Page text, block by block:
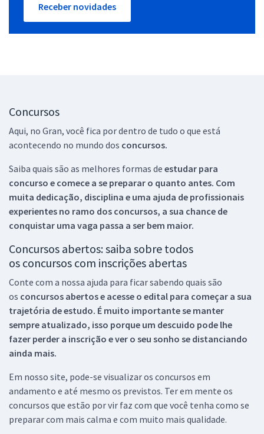
Receber novidades
Concursos
Aqui, no Gran, você fica por dentro de tudo o que está
acontecendo no mundo dos concursos.
Saiba quais são as melhores formas de estudar para
concurso e comece a se preparar o quanto antes. Com
muita dedicação, disciplina e uma ajuda de profissionais
experientes no ramo dos concursos, a sua chance de
conquistar uma vaga passa a ser bem maior.
Concursos abertos: saiba sobre todos
os concursos com inscrições abertas
Conte com a nossa ajuda para ficar sabendo quais são
os concursos abertos e acesse o edital para começar a sua
trajetória de estudo. É muito importante se manter
sempre atualizado, isso porque um descuido pode lhe
fazer perder a inscrição e ver o seu sonho se distanciando
ainda mais.
Em nosso site, pode-se visualizar os concursos em
andamento e até mesmo os previstos. Ter em mente os
concursos que estão por vir faz com que você tenha como se
preparar com mais calma e com muito mais qualidade.